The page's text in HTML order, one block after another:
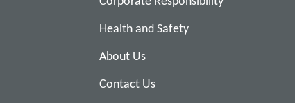
Health and Safety
About Us
Contact Us